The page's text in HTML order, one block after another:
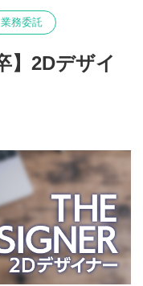
業務委託
】2Dデザイ